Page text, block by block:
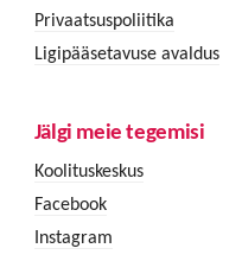
Privaatsuspoliitika
Ligipääsetavuse avaldus
Jälgi meie tegemisi
Koolituskeskus
Facebook
Instagram